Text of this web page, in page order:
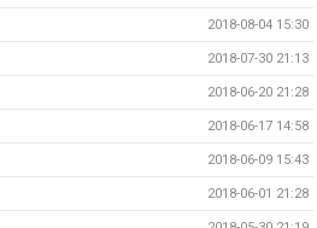
2018-08-04 15:30
2018-07-30 21:13
2018-06-20 21:28
2018-06-17 14:58
2018-06-09 15:43
2018-06-01 21:28